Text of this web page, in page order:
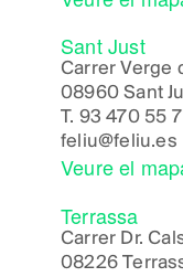
Sant Just
Carrer Verge
08960 Sant
T. 93 470 55
feliu@feliu.es
Veure el
Terrassa
Carrer Dr.
08226